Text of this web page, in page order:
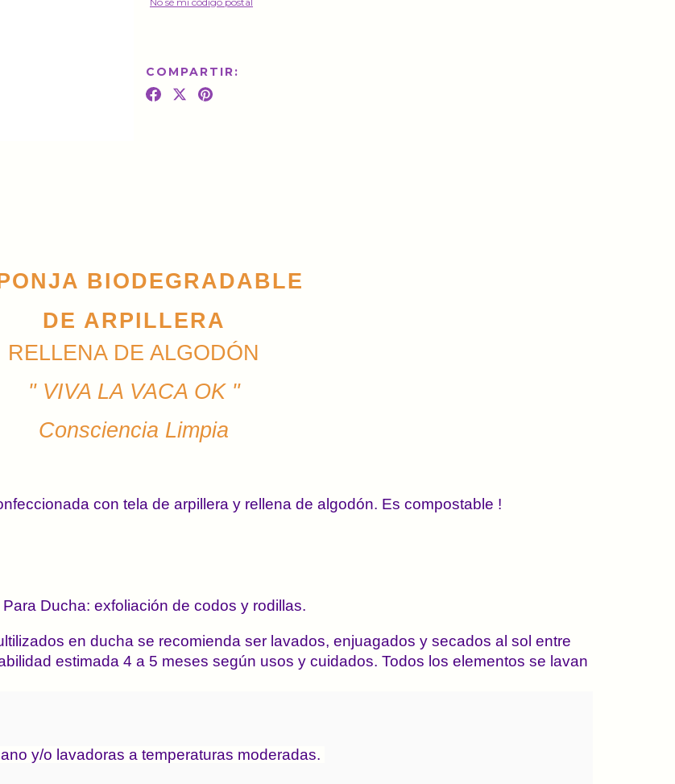
COMPARTIR:
BIODEGRADABLE
DE ARPILLERA
RELLENA DE ALGODÓN
" VIVA LA VACA OK "
Consciencia Limpia
con tela de arpillera y rellena de algodón. Es compostable !
Ducha: exfoliación de codos y rodillas.
en ducha se recomienda ser lavados, enjuagados y secados al sol entre
estimada 4 a 5 meses según usos y cuidados. Todos los elementos se lavan
y/o lavadoras a temperaturas moderadas.